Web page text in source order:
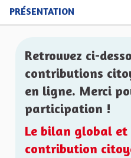
PRÉSENTATION
Retrouvez ci-
contributions
en ligne. Merci
participation !
Le bilan global
contribution